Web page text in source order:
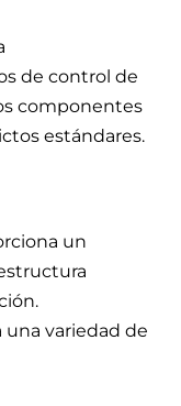
de control de
componentes
estándares.
un
una variedad de